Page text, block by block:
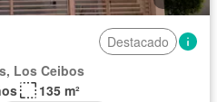
Destacado
Los Ceibos
135 m²